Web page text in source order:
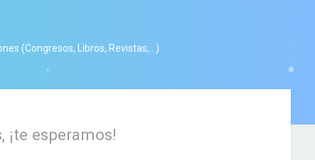
(Congresos, Libros, Revistas,...)
esperamos!